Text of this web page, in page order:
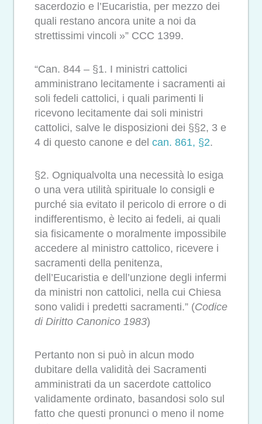
sacerdozio e l’Eucaristia, per mezzo dei
quali restano ancora unite a noi da
strettissimi vincoli »” CCC 1399.
“Can. 844 – §1. I ministri cattolici
amministrano lecitamente i sacramenti ai
soli fedeli cattolici, i quali parimenti li
ricevono lecitamente dai soli ministri
cattolici, salve le disposizioni dei §§2, 3 e
4 di questo canone e del can. 861, §2.
§2. Ogniqualvolta una necessità lo esiga
o una vera utilità spirituale lo consigli e
purché sia evitato il pericolo di errore o di
indifferentismo, è lecito ai fedeli, ai quali
sia fisicamente o moralmente impossibile
accedere al ministro cattolico, ricevere i
sacramenti della penitenza,
dell’Eucaristia e dell’unzione degli infermi
da ministri non cattolici, nella cui Chiesa
sono validi i predetti sacramenti.” (Codice
di Diritto Canonico 1983)
Pertanto non si può in alcun modo
dubitare della validità dei Sacramenti
amministrati da un sacerdote cattolico
validamente ordinato, basandosi solo sul
fatto che questi pronunci o meno il nome